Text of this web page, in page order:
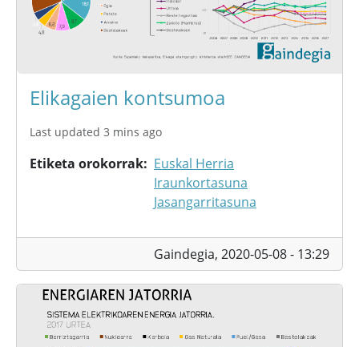
Elikagaien kontsumoa
Last updated 3 mins ago
Etiketa orokorrak
Euskal Herria
Iraunkortasuna
Jasangarritasuna
Gaindegia, 2020-05-08 - 13:29